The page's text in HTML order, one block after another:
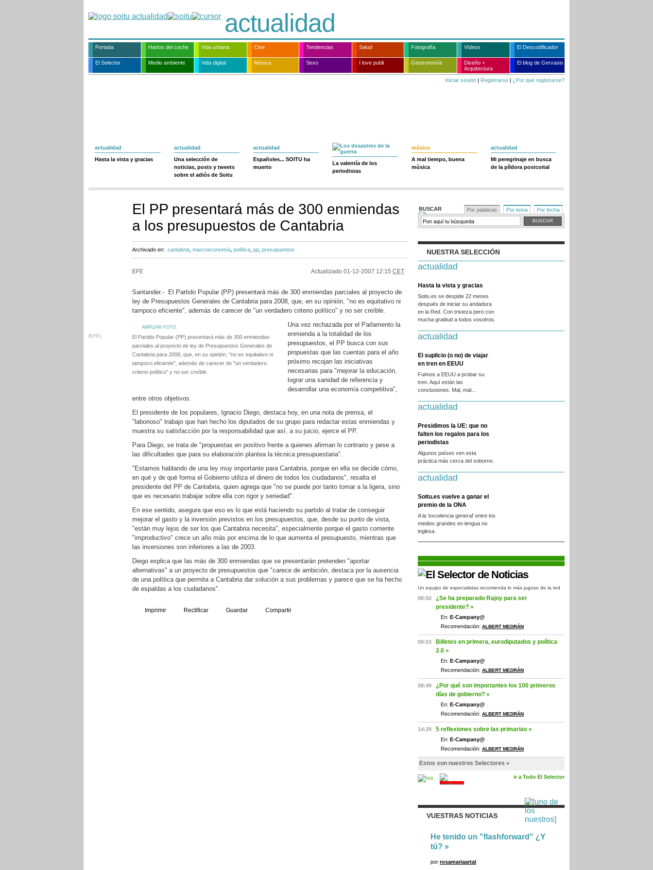
actualidad
Portada Hartos del coche Vida urbana Cine Tendencias Salud Fotografía Vídeos El Descodificador
El Selector Medio ambiente Vida digital Música Sexo I love publi Gastronomía
Diseño +
Arquitectura
El blog de Gervasio
Iniciar sesión | Registrarse | ¿Por qué registrarse?
actualidad
Hasta la vista y gracias
actualidad
Una selección de
noticias, posts y tweets
sobre el adiós de Soitu
actualidad
Españoles... SOITU ha
muerto
La valentía de los
periodistas
música
A mal tiempo, buena
música
actualidad
Mi peregrinaje en busca
de la píldora postcoital
El PP presentará más de 300 enmiendas
a los presupuestos de Cantabria
Archivado en: cantabria macroeconomía política pp presupuestos
EFE Actualizado 01-12-2007 12:15 CET
Santander.- El Partido Popular (PP) presentará más de 300 enmiendas parciales al proyecto de
ley de Presupuestos Generales de Cantabria para 2008, que, en su opinión, "no es equitativo ni
tampoco eficiente", además de carecer de "un verdadero criterio político" y no ser creíble.
AMPLIAR FOTO
(EFE)
El Partido Popular (PP) presentará más de 300 enmiendas
parciales al proyecto de ley de Presupuestos Generales de
Cantabria para 2008, que, en su opinión, "no es equitativo ni
tampoco eficiente", además de carecer de "un verdadero
criterio político" y no ser creíble.
Una vez rechazada por el Parlamento la
enmienda a la totalidad de los
presupuestos, el PP busca con sus
propuestas que las cuentas para el año
próximo recojan las iniciativas
necesarias para "mejorar la educación,
lograr una sanidad de referencia y
desarrollar una economía competitiva",
entre otros objetivos.
El presidente de los populares, Ignacio Diego, destaca hoy, en una nota de prensa, el
"laborioso" trabajo que han hecho los diputados de su grupo para redactar estas enmiendas y
muestra su satisfacción por la responsabilidad que así, a su juicio, ejerce el PP.
Para Diego, se trata de "propuestas en positivo frente a quienes afirman lo contrario y pese a
las dificultades que para su elaboración plantea la técnica presupuestaria".
"Estamos hablando de una ley muy importante para Cantabria, porque en ella se decide cómo,
en qué y de qué forma el Gobierno utiliza el dinero de todos los ciudadanos", resalta el
presidente del PP de Cantabria, quien agrega que "no se puede por tanto tomar a la ligera, sino
que es necesario trabajar sobre ella con rigor y seriedad".
En ese sentido, asegura que eso es lo que está haciendo su partido al tratar de conseguir
mejorar el gasto y la inversión previstos en los presupuestos, que, desde su punto de vista,
"están muy lejos de ser los que Cantabria necesita", especialmente porque el gasto corriente
"improductivo" crece un año más por encima de lo que aumenta el presupuesto, mientras que
las inversiones son inferiores a las de 2003.
Diego explica que las más de 300 enmiendas que se presentarán pretenden "aportar
alternativas" a un proyecto de presupuestos que "carece de ambición, destaca por la ausencia
de una política que permita a Cantabria dar solución a sus problemas y parece que se ha hecho
de espaldas a los ciudadanos".
Imprimir Rectificar Guardar Compartir
BUSCAR Por palabras Por tema Por fecha
NUESTRA SELECCIÓN
actualidad
Hasta la vista y gracias
Soitu.es se despide 22 meses
después de iniciar su andadura
en la Red. Con tristeza pero con
mucha gratitud a todos vosotros.
actualidad
El suplicio (o no) de viajar
en tren en EEUU
Fuimos a EEUU a probar su
tren. Aquí están las
conclusiones. Mal, mal...
actualidad
Presidimos la UE: que no
falten los regalos para los
periodistas
Algunos países ven esta
práctica más cerca del soborno.
actualidad
Soitu.es vuelve a ganar el
premio de la ONA
A la 'excelencia general' entre los
medios grandes en lengua no
inglesa.
Un equipo de especialistas recomienda lo más jugoso de la red
08:50
¿Se ha preparado Rajoy para ser
presidente? »
En: E-Campany@
Recomendación: ALBERT MEDRÁN
09:03
Billetes en primera, eurodiputados y política
2.0 »
En: E-Campany@
Recomendación: ALBERT MEDRÁN
08:49
¿Por qué son importantes los 100 primeros
días de gobierno? »
En: E-Campany@
Recomendación: ALBERT MEDRÁN
14:29 5 reflexiones sobre las primarias »
En: E-Campany@
Recomendación: ALBERT MEDRÁN
Estos son nuestros Selectores »
ir a Todo El Selector
VUESTRAS NOTICIAS
He tenido un "flashforward" ¿Y
tú? »
por rosamariaartal